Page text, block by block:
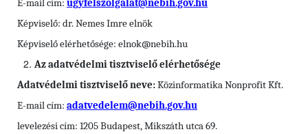
E-mail cím: ugyfelszolgalat@nebih.gov.hu
Képviselő: dr. Nemes Imre elnök
Képviselő elérhetősége: elnok@nebih.hu
Az adatvédelmi tisztviselő elérhetősége
Adatvédelmi tisztviselő neve:Közinformatika Nonprofit Kft.
E-mail cím: adatvedelem@nebih.gov.hu
levelezési cím: 1205 Budapest, Mikszáth utca 69.